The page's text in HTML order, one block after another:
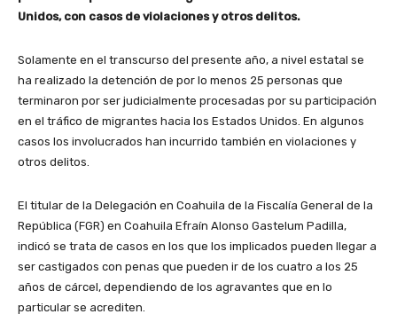
Unidos, con casos de violaciones y otros delitos.
Solamente en el transcurso del presente año, a nivel estatal se
ha realizado la detención de por lo menos 25 personas que
terminaron por ser judicialmente procesadas por su participación
en el tráfico de migrantes hacia los Estados Unidos. En algunos
casos los involucrados han incurrido también en violaciones y
otros delitos.
El titular de la Delegación en Coahuila de la Fiscalía General de la
República (FGR) en Coahuila Efraín Alonso Gastelum Padilla,
indicó se trata de casos en los que los implicados pueden llegar a
ser castigados con penas que pueden ir de los cuatro a los 25
años de cárcel, dependiendo de los agravantes que en lo
particular se acrediten.